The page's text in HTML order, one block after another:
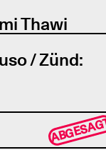
Thawi
/ Zünd: